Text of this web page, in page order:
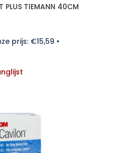
PLUS TIEMANN 40CM
prijs: €15,59 •